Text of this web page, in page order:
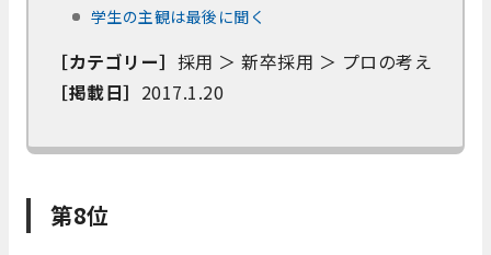
学生の主観は最後に聞く
［カテゴリー］ 採用 ＞ 新卒採用 ＞ プロの考え
［掲載日］ 2017.1.20
第8位